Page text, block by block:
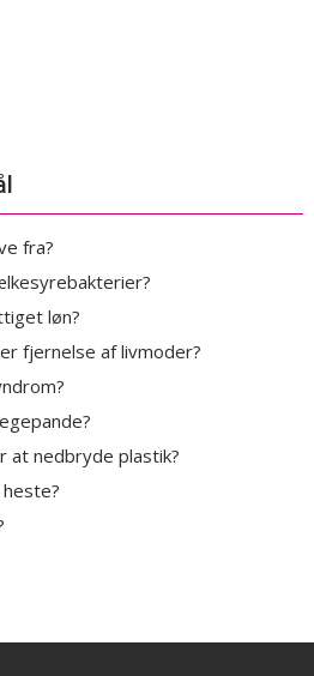
fra?
løn?
fjernelse af livmoder?
at nedbryde plastik?